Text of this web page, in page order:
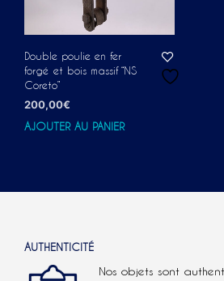
Double poulie en fer
forgé et bois massif “NS
Coreto”
200,00€
AJOUTER AU PANIER
AUTHENTICITÉ
Nos objets sont